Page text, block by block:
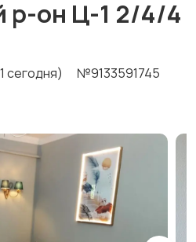
р-он Ц-1 2/4/4
сегодня) №9133591745